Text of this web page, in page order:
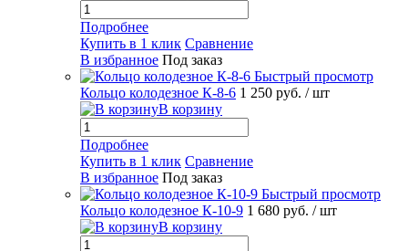
Подробнее
Купить в 1 клик Сравнение
В избранное Под заказ
Быстрый просмотр
Кольцо колодезное К-8-6 1 250 руб. / шт
В корзину
Подробнее
Купить в 1 клик Сравнение
В избранное Под заказ
Быстрый просмотр
Кольцо колодезное К-10-9 1 680 руб. / шт
В корзину